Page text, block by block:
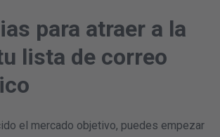
para atraer a la
lista de correo
el mercado objetivo, puedes empezar